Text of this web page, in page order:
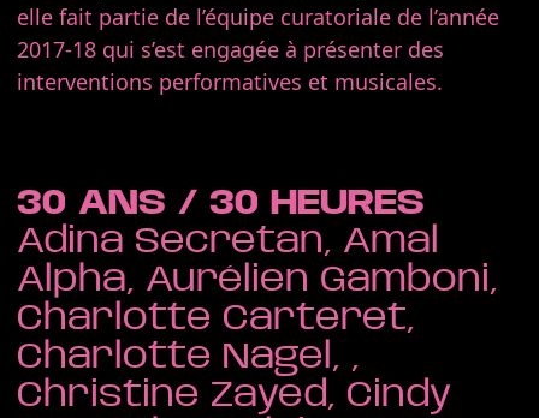
elle fait partie de l’équipe curatoriale de l’année
2017-18 qui s’est engagée à présenter des
interventions performatives et musicales.
30 ANS / 30 HEURES
Adina Secretan, Amal
Alpha, Aurélien Gamboni,
Charlotte Carteret,
Charlotte Nagel, ,
Christine Zayed, Cindy